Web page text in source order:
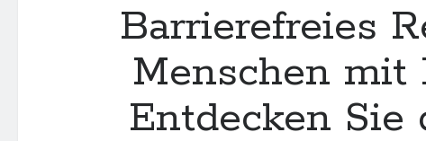
Barrierefreies
Menschen mit
Entdecken Sie